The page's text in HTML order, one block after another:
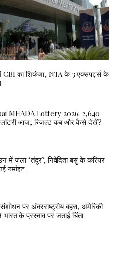
का शिकंजा, NTA के 3 एक्सपर्ट्स के
MHADA Lottery 2026: 2,640
लॉटरी आज, रिजल्ट कब और कैसे देखें?
में जला ‘तंदूर’, निवेदिता बसु के करियर
गर्माहट
पर अंतरराष्ट्रीय बहस, अमेरिकी
के प्रस्ताव पर जताई चिंता